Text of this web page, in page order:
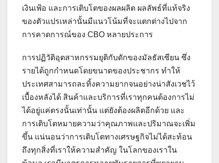
เงินเฟ้อ และการเติบโตของผลผลิต ผลลัพธ์ที่แท้จริง
ของตัวแปรเหล่านั้นมีแนวโน้มที่จะแตกต่างไปจาก
การคาดการณ์ของ CBO หลายประการ
การปฏิวัติอุตสาหกรรมยุติกับดักของมัลธัสเซียน ซึ่ง
รายได้ถูกกำหนดโดยขนาดของประชากร ทำให้
ประเทศสามารถละทิ้งความยากจนอย่างน่าสังเวชไว้
เบื้องหลังได้ สินค้าและบริการที่เราทุกคนต้องการไม่
ได้อยู่แค่ตรงนั้นเท่านั้น แต่ยังต้องผลิตอีกด้วย และ
การเติบโตหมายความว่าคุณภาพและปริมาณจะเพิ่ม
ขึ้น แน่นอนว่าการเติบโตทางเศรษฐกิจไม่ได้สะท้อน
ถึงทุกสิ่งที่เราให้ความสำคัญ ในโลกของเราใน